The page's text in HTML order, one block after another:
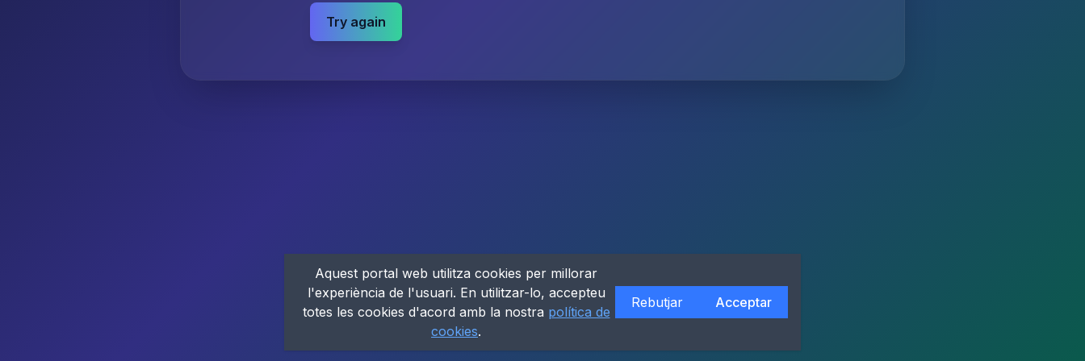
Try again
Aquest portal web utilitza cookies per millorar
l'experiència de l'usuari. En utilitzar-lo, accepteu
totes les cookies d'acord amb la nostra política de
cookies.
Rebutjar Acceptar